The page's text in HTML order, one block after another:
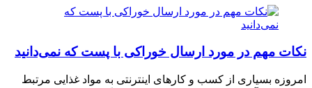
نکات مهم در مورد ارسال خوراکی با پست که نمی‌دانید
امروزه بسیاری از کسب و کارهای اینترنتی به مواد غذایی مرتبط